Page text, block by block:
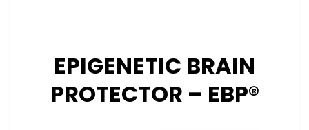
EPIGENETIC BRAIN
PROTECTOR – EBP®